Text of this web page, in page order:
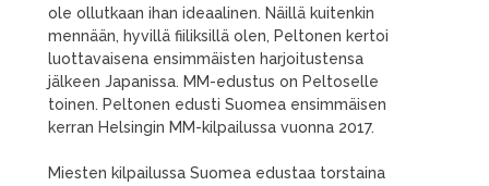
ole ollutkaan ihan ideaalinen. Näillä kuitenkin
mennään, hyvillä fiiliksillä olen, Peltonen kertoi
luottavaisena ensimmäisten harjoitustensa
jälkeen Japanissa. MM-edustus on Peltoselle
toinen. Peltonen edusti Suomea ensimmäisen
kerran Helsingin MM-kilpailussa vuonna 2017.
Miesten kilpailussa Suomea edustaa torstaina